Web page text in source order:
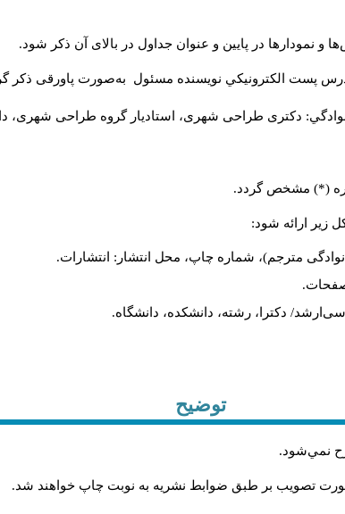
نمودارها در پایین و عنوان جداول در بالای آن ذکر شود.
پست الكترونيكي نويسنده مسئول به‌صورت پاورقی ذکر
دکتری طراحی شهری، استادیار گروه طراحی شهری،
(*) مشخص گردد.
زیر ارائه شود:
مترجم)، شماره چاپ، محل انتشار: انتشارات.
صفحات.
دکترا، رشته، دانشکده، دانشگاه.
توضیح
نمي‌شود.
تصويب بر طبق ضوابط نشريه به نوبت چاپ خواهند شد.